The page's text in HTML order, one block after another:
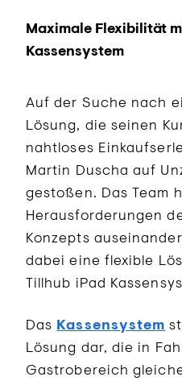
Maximale Flexibilität
Kassensystem
Auf der Suche nach
Lösung, die seinen
nahtloses
Martin Duscha auf
gestoßen. Das Team
Herausforderungen
Konzepts
dabei eine flexible
Tillhub iPad
Das Kassensystem
Lösung dar, die in
Gastrobereich